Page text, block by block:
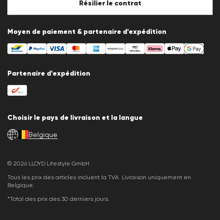
Résilier le contrat
Moyen de paiement & partenaire d'expédition
Partenaire d'expédition
Choisir le pays de livraison et la langue
fr Belgique
© 2026 LLOYD Lifestyle GmbH
Tous les prix des articles incluent la TVA. Livraison uniquement en
Belgique.
*Total des prix des 30 derniers jours.